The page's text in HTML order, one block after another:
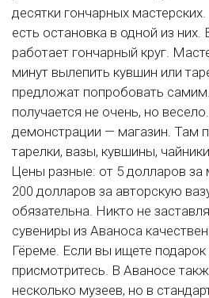
десятки гончарных
есть остановка в одной из них.
работает гончарный круг.
минут вылепить кувшин или
предложат попробовать
получается не очень, но
демонстрации — магазин. Там
тарелки, вазы, кувшины,
Цены разные: от 5 долларов
200 долларов за авторскую
обязательна. Никто не
сувениры из Аваноса
Гёреме. Если вы ищете
присмотритесь. В Аваносе
несколько музеев, но в